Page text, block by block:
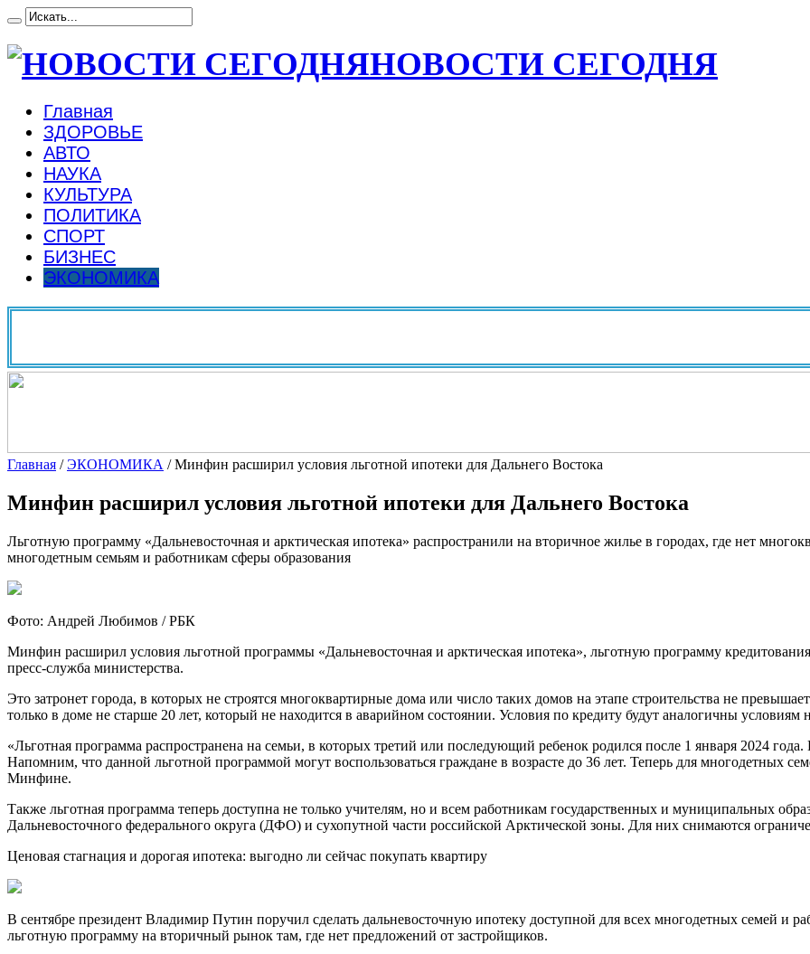
НОВОСТИ СЕГОДНЯ
Главная
ЗДОРОВЬЕ
АВТО
НАУКА
КУЛЬТУРА
ПОЛИТИКА
СПОРТ
БИЗНЕС
ЭКОНОМИКА
Главная /ЭКОНОМИКА /Минфин расширил условия льготной ипотеки для Дальнего Востока
Минфин расширил условия льготной ипотеки для Дальнего Востока
Льготную программу «Дальневосточная и арктическая ипотека» распространили на вторичное жилье в городах, где нет
многодетным семьям и работникам сферы образования
Фото: Андрей Любимов / РБК
Минфин расширил условия льготной программы «Дальневосточная и арктическая ипотека», льготную программу
пресс-служба министерства.
Это затронет города, в которых не строятся многоквартирные дома или число таких домов на этапе строительства не
только в доме не старше 20 лет, который не находится в аварийном состоянии. Условия по кредиту будут аналогичны условиям
«Льготная программа распространена на семьи, в которых третий или последующий ребенок родился после 1 января 2024
Напомним, что данной льготной программой могут воспользоваться граждане в возрасте до 36 лет. Теперь для многодетных
Минфине.
Также льготная программа теперь доступна не только учителям, но и всем работникам государственных и муниципальных
Дальневосточного федерального округа (ДФО) и сухопутной части российской Арктической зоны. Для них снимаются
Ценовая стагнация и дорогая ипотека: выгодно ли сейчас покупать квартиру
В сентябре президент Владимир Путин поручил сделать дальневосточную ипотеку доступной для всех многодетных семей и
льготную программу на вторичный рынок там, где нет предложений от застройщиков.